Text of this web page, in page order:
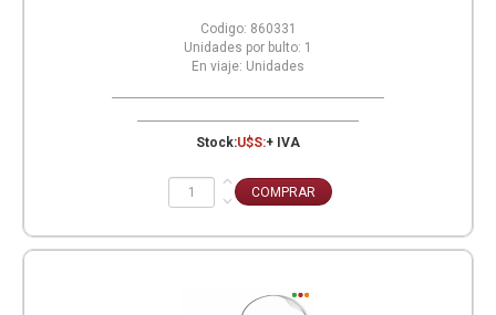
Codigo: 860331
Unidades por bulto: 1
En viaje: Unidades
Stock:U$S:+ IVA